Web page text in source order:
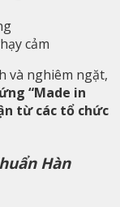
cảm
và nghiêm ngặt,
“Made in
từ các tổ chức
Hàn